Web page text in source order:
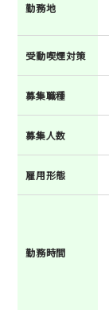
勤務地
受動喫煙対策
募集職種
募集人数
雇用形態
勤務時間